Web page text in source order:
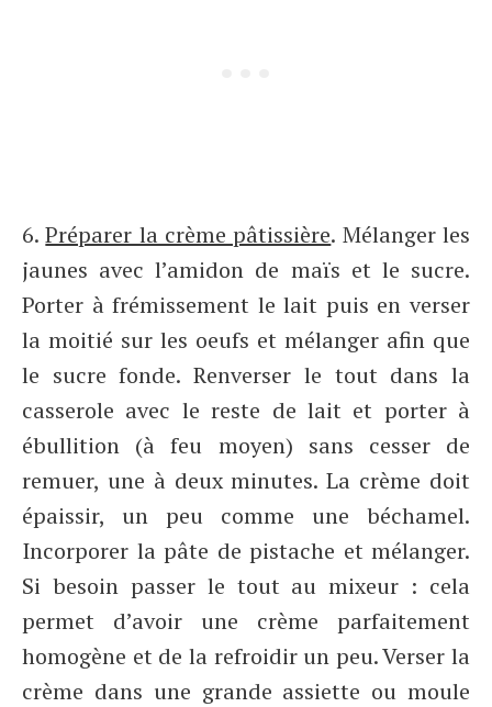
6.Préparer la crème pâtissière. Mélanger les
jaunes avec l’amidon de maïs et le sucre.
Porter à frémissement le lait puis en verser
la moitié sur les oeufs et mélanger afin que
le sucre fonde. Renverser le tout dans la
casserole avec le reste de lait et porter à
ébullition (à feu moyen) sans cesser de
remuer, une à deux minutes. La crème doit
épaissir, un peu comme une béchamel.
Incorporer la pâte de pistache et mélanger.
Si besoin passer le tout au mixeur : cela
permet d’avoir une crème parfaitement
homogène et de la refroidir un peu. Verser la
crème dans une grande assiette ou moule